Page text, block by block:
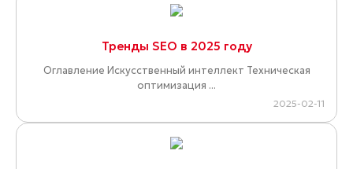
Тренды SEO в 2025 году
Оглавление Искусственный интеллект Техническая
оптимизация ...
2025-02-11